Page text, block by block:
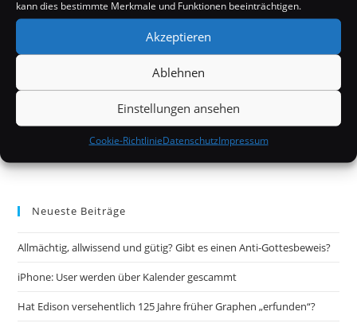
kann dies bestimmte Merkmale und Funktionen beeinträchtigen.
Akzeptieren
Ablehnen
Einstellungen ansehen
Cookie-RichtlinieDatenschutzImpressum
Neueste Beiträge
Allmächtig, allwissend und gütig? Gibt es einen Anti-Gottesbeweis?
iPhone: User werden über Kalender gescammt
Hat Edison versehentlich 125 Jahre früher Graphen „erfunden“?